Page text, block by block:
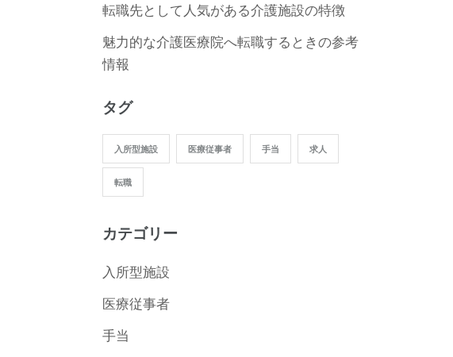
転職先として人気がある介護施設の特徴
魅力的な介護医療院へ転職するときの参考
情報
タグ
入所型施設 医療従事者 手当 求人
転職
カテゴリー
入所型施設
医療従事者
手当